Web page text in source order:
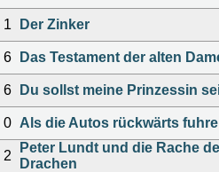
1 Der Zinker
6 Das Testament der alten
6 Du sollst meine Prinzessin
0 Als die Autos rückwärts
2
Peter Lundt und die Rache
Drachen